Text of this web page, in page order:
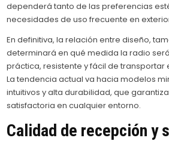
dependerá tanto de las preferencias
necesidades de uso frecuente en
En definitiva, la relación entre diseño,
determinará en qué medida la radio
práctica, resistente y fácil de transportar
La tendencia actual va hacia modelos
intuitivos y alta durabilidad, que
satisfactoria en cualquier entorno.
Calidad de recepción y